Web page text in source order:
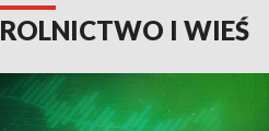
ROLNICTWO I WIEŚ